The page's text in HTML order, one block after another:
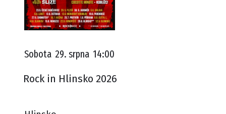
Sobota 29. srpna 14:00
Rock in Hlinsko 2026